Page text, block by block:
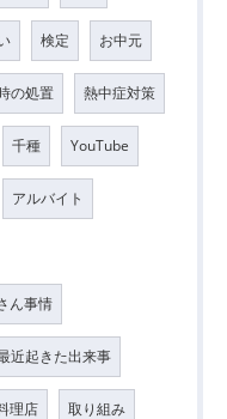
検定 お中元
の処置 熱中症対策
千種 YouTube
アルバイト
ん事情
近起きた出来事
理店 取り組み